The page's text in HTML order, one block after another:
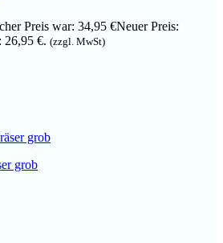
Preis war: 34,95 €Neuer Preis:
26,95 €. (zzgl. MwSt)
grob